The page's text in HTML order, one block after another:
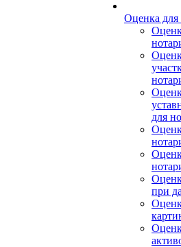
Оценка для
для
при